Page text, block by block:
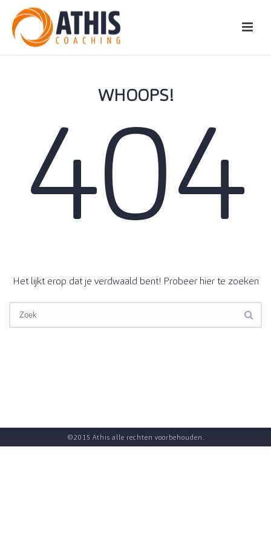
WHOOPS!
404
Het lijkt erop dat je verdwaald bent! Probeer hier te zoeken
©2015 Athis alle rechten voorbehouden.